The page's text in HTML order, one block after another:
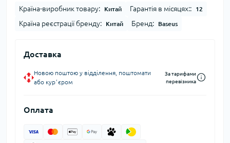
Країна-виробник товару: Китай Гарантія в місяцях:: 12
Країна реєстрації бренду: Китай Бренд: Baseus
Доставка
Новою поштою у відділення, поштомати
або курʼєром
За тарифами
перевізника
Оплата